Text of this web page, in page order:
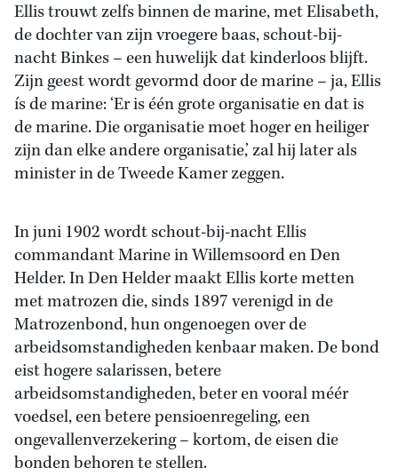
Ellis trouwt zelfs binnen de marine, met Elisabeth,
de dochter van zijn vroegere baas, schout-bij-
nacht Binkes – een huwelijk dat kinderloos blijft.
Zijn geest wordt gevormd door de marine – ja, Ellis
ís de marine: ‘Er is één grote organisatie en dat is
de marine. Die organisatie moet hoger en heiliger
zijn dan elke andere organisatie,’ zal hij later als
minister in de Tweede Kamer zeggen.
In juni 1902 wordt schout-bij-nacht Ellis
commandant Marine in Willemsoord en Den
Helder. In Den Helder maakt Ellis korte metten
met matrozen die, sinds 1897 verenigd in de
Matrozenbond, hun ongenoegen over de
arbeidsomstandigheden kenbaar maken. De bond
eist hogere salarissen, betere
arbeidsomstandigheden, beter en vooral méér
voedsel, een betere pensioenregeling, een
ongevallenverzekering – kortom, de eisen die
bonden behoren te stellen.